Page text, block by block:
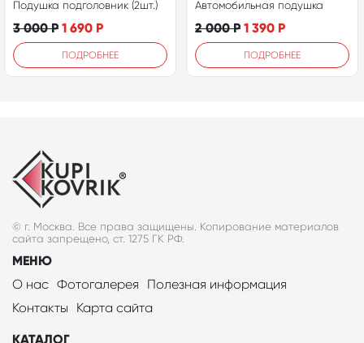
Подушка подголовник (2шт.)
3 000Р 1 690 Р
ПОДРОБНЕЕ
Автомобильная подушка
2 000Р 1 390 Р
ПОДРОБНЕЕ
© г. Москва. Все права защищены. Копирование материалов
сайта запрещено, ст. 1275 ГК РФ.
МЕНЮ
О нас Фотогалерея
Полезная информация
Контакты
Карта сайта
КАТАЛОГ